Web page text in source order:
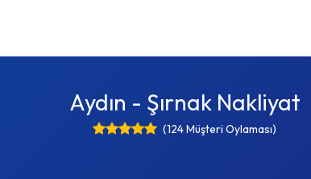
Aydın - Şırnak Nakliyat
(124 Müşteri Oylaması)